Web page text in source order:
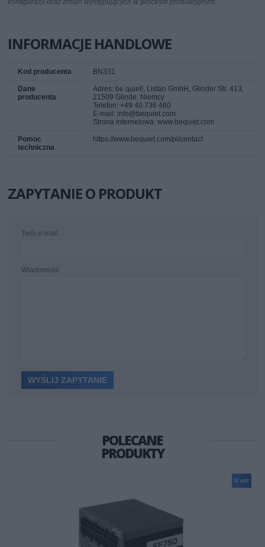
INFORMACJE HANDLOWE
Kod producenta BN331
Dane
producenta
Adres: be quiet!, Listan GmbH, Glinder Str. 413,
21509 Glinde, Niemcy
Telefon: +49 40 736 460
E-mail: info@bequiet.com
Strona internetowa: www.bequiet.com
Pomoc
techniczna
https://www.bequiet.com/pl/contact
ZAPYTANIE O PRODUKT
Twój e-mail
Wiadomość
POLECANE
PRODUKTY
0 szt